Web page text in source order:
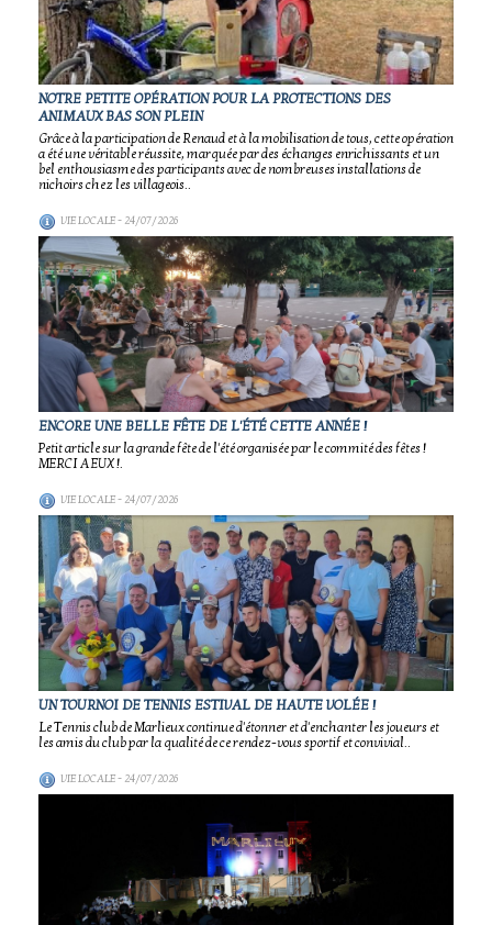
NOTRE PETITE OPÉRATION POUR LA PROTECTIONS DES
ANIMAUX BAS SON PLEIN
Grâce à la participation de Renaud et à la mobilisation de tous, cette opération
a été une véritable réussite, marquée par des échanges enrichissants et un
bel enthousiasme des participants avec de nombreuses installations de
nichoirs chez les villageois..
VIE LOCALE- 24/07/2026
ENCORE UNE BELLE FÊTE DE L'ÉTÉ CETTE ANNÉE !
Petit article sur la grande fête de l'été organisée par le commité des fêtes !
MERCI A EUX !.
VIE LOCALE- 24/07/2026
UN TOURNOI DE TENNIS ESTIVAL DE HAUTE VOLÉE !
Le Tennis club de Marlieux continue d'étonner et d'enchanter les joueurs et
les amis du club par la qualité de ce rendez-vous sportif et convivial..
VIE LOCALE- 24/07/2026